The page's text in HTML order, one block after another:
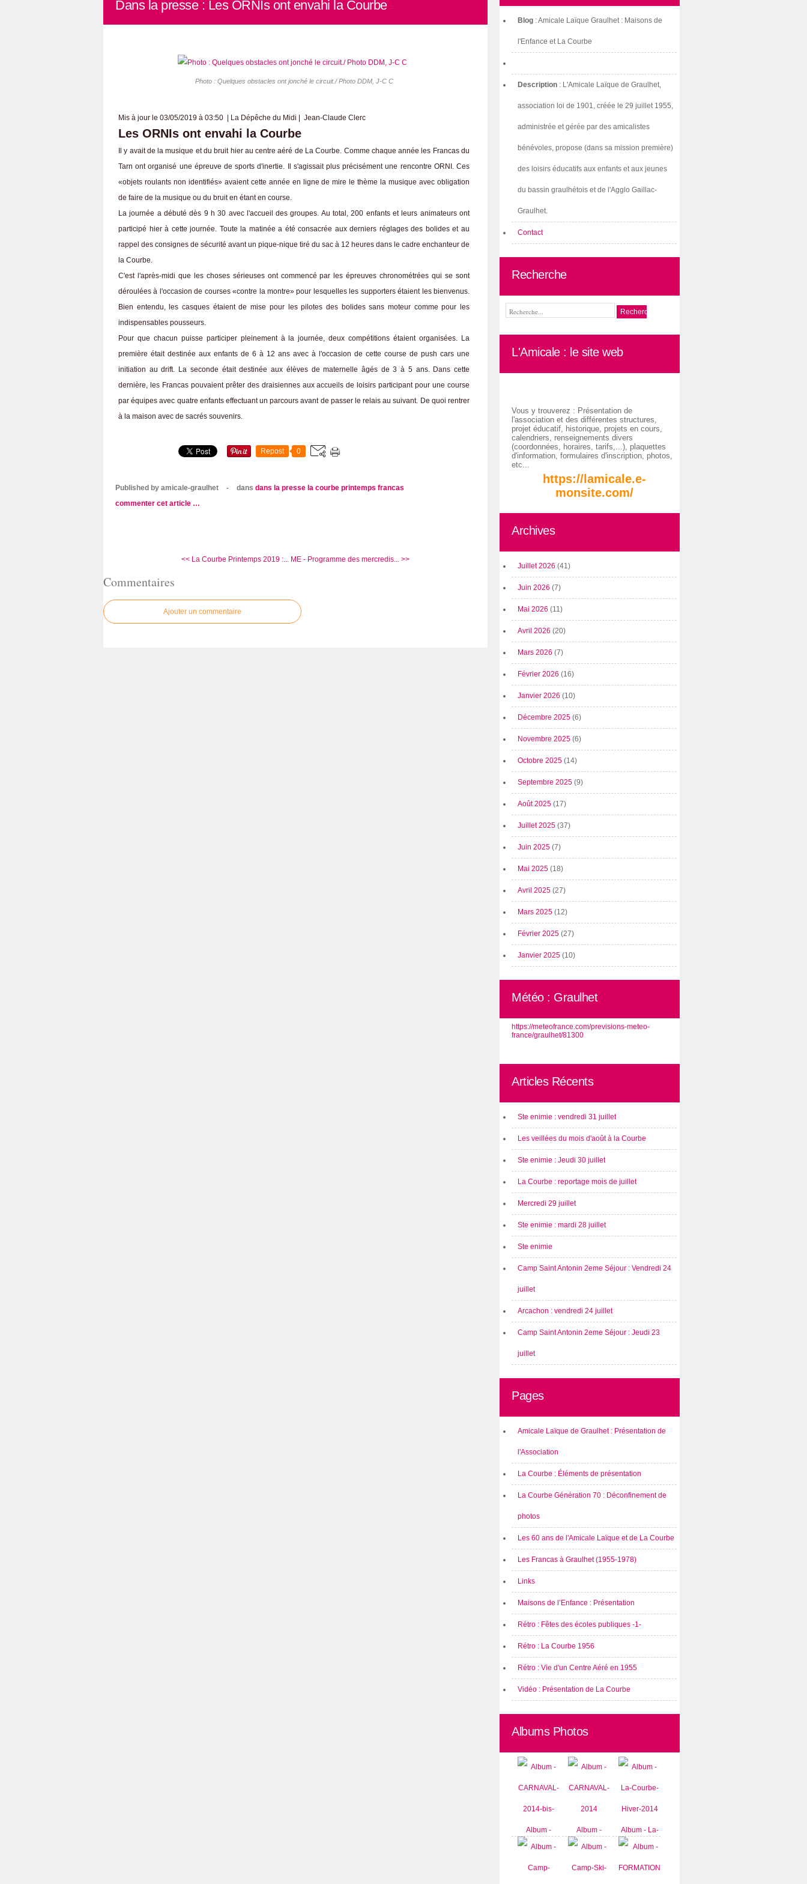
Dans la presse : Les ORNIs ont envahi la Courbe
Photo : Quelques obstacles ont jonché le circuit./ Photo DDM, J-C C
Mis à jour le 03/05/2019 à 03:50 | La Dépêche du Midi | Jean-Claude Clerc
Les ORNIs ont envahi la Courbe
Il y avait de la musique et du bruit hier au centre aéré de La Courbe. Comme chaque année les Francas du
Tarn ont organisé une épreuve de sports d'inertie. Il s'agissait plus précisément une rencontre ORNI. Ces
«objets roulants non identifiés» avaient cette année en ligne de mire le thème la musique avec obligation
de faire de la musique ou du bruit en étant en course.
La journée a débuté dès 9 h 30 avec l'accueil des groupes. Au total, 200 enfants et leurs animateurs ont
participé hier à cette journée. Toute la matinée a été consacrée aux derniers réglages des bolides et au
rappel des consignes de sécurité avant un pique-nique tiré du sac à 12 heures dans le cadre enchanteur de
la Courbe.
C'est l'après-midi que les choses sérieuses ont commencé par les épreuves chronométrées qui se sont
déroulées à l'occasion de courses «contre la montre» pour lesquelles les supporters étaient les bienvenus.
Bien entendu, les casques étaient de mise pour les pilotes des bolides sans moteur comme pour les
indispensables pousseurs.
Pour que chacun puisse participer pleinement à la journée, deux compétitions étaient organisées. La
première était destinée aux enfants de 6 à 12 ans avec à l'occasion de cette course de push cars une
initiation au drift. La seconde était destinée aux élèves de maternelle âgés de 3 à 5 ans. Dans cette
dernière, les Francas pouvaient prêter des draisiennes aux accueils de loisirs participant pour une course
par équipes avec quatre enfants effectuant un parcours avant de passer le relais au suivant. De quoi rentrer
à la maison avec de sacrés souvenirs.
Repost 0
Published by amicale-graulhet - dans dans la presse la courbe printemps francas
commenter cet article …
<< La Courbe Printemps 2019 :... ME - Programme des mercredis... >>
Commentaires
Ajouter un commentaire
Blog : Amicale Laïque Graulhet : Maisons de
l'Enfance et La Courbe
Description : L'Amicale Laïque de Graulhet,
association loi de 1901, créée le 29 juillet 1955,
administrée et gérée par des amicalistes
bénévoles, propose (dans sa mission première)
des loisirs éducatifs aux enfants et aux jeunes
du bassin graulhétois et de l'Agglo Gaillac-
Graulhet.
Contact
Recherche
L'Amicale : le site web
Vous y trouverez : Présentation de
l'association et des différentes structures,
projet éducatif, historique, projets en cours,
calendriers, renseignements divers
(coordonnées, horaires, tarifs,...), plaquettes
d'information, formulaires d'inscription, photos,
etc...
https://lamicale.e-
monsite.com/
Archives
Juillet 2026 (41)
Juin 2026 (7)
Mai 2026 (11)
Avril 2026 (20)
Mars 2026 (7)
Février 2026 (16)
Janvier 2026 (10)
Décembre 2025 (6)
Novembre 2025 (6)
Octobre 2025 (14)
Septembre 2025 (9)
Août 2025 (17)
Juillet 2025 (37)
Juin 2025 (7)
Mai 2025 (18)
Avril 2025 (27)
Mars 2025 (12)
Février 2025 (27)
Janvier 2025 (10)
Météo : Graulhet
https://meteofrance.com/previsions-meteo-
france/graulhet/81300
Articles Récents
Ste enimie : vendredi 31 juillet
Les veillées du mois d'août à la Courbe
Ste enimie : Jeudi 30 juillet
La Courbe : reportage mois de juillet
Mercredi 29 juillet
Ste enimie : mardi 28 juillet
Ste enimie
Camp Saint Antonin 2eme Séjour : Vendredi 24
juillet
Arcachon : vendredi 24 juillet
Camp Saint Antonin 2eme Séjour : Jeudi 23
juillet
Pages
Amicale Laïque de Graulhet : Présentation de
l'Association
La Courbe : Éléments de présentation
La Courbe Génération 70 : Déconfinement de
photos
Les 60 ans de l'Amicale Laïque et de La Courbe
Les Francas à Graulhet (1955-1978)
Links
Maisons de l’Enfance : Présentation
Rétro : Fêtes des écoles publiques -1-
Rétro : La Courbe 1956
Rétro : Vie d'un Centre Aéré en 1955
Vidéo : Présentation de La Courbe
Albums Photos
Album -
CARNAVAL-
2014-bis-
Album -
CARNAVAL-
2014
Album - La-
Courbe-
Hiver-2014